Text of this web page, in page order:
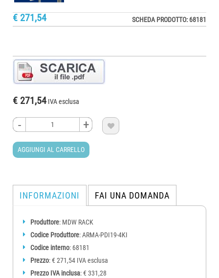
€ 271,54 SCHEDA PRODOTTO: 68181
€ 271,54 IVA esclusa
- +
- +
AGGIUNGI AL CARRELLO

INFORMAZIONI FAI UNA DOMANDA
Produttore: MDW RACK
Codice Produttore: ARMA-PDI19-4KI
Codice interno: 68181
Prezzo: € 271,54 IVA esclusa
Prezzo IVA inclusa: € 331,28